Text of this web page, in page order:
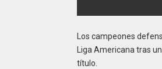
Los campeones
Liga Americana tras
título.